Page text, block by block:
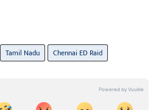
Tamil Nadu Chennai ED Raid